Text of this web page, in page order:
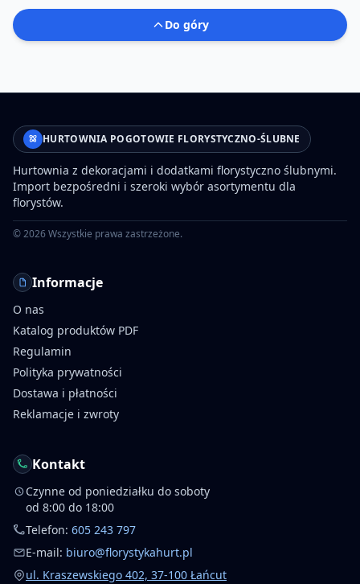
Do góry
HURTOWNIA POGOTOWIE FLORYSTYCZNO-ŚLUBNE
Hurtownia z dekoracjami i dodatkami florystyczno ślubnymi.
Import bezpośredni i szeroki wybór asortymentu dla
florystów.
©2026Wszystkie prawa zastrzeżone.
Informacje
O nas
Katalog produktów PDF
Regulamin
Polityka prywatności
Dostawa i płatności
Reklamacje i zwroty
Kontakt
Czynne od poniedziałku do soboty
od 8:00 do 18:00
Telefon: 605 243 797
E-mail: biuro@florystykahurt.pl
ul. Kraszewskiego 402, 37-100 Łańcut